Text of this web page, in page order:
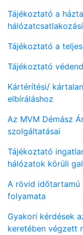
Tájékoztató a
Tájékoztató a
Tájékoztató
Kártérítési/
elbíráláshoz
Az MVM Démász
szolgáltatásai
Tájékoztató
hálózatok körüli
A rövid időtartamú
folyamata
Gyakori kérdések
keretében végzett